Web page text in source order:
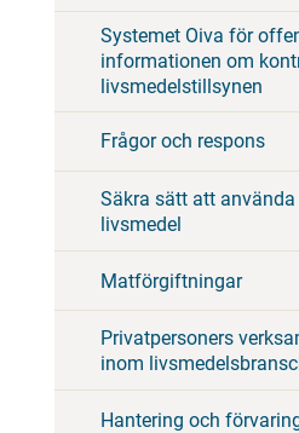
Systemet Oiva för
informationen om
livsmedelstillsynen
Frågor och respons
Säkra sätt att använda
livsmedel
Matförgiftningar
Privatpersoners
inom
Hantering och